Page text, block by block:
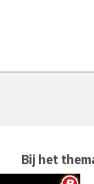
Bij het